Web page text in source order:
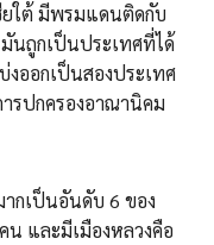
ยใต้ มีพรมแดนติดกับ
นถูกเป็นประเทศที่ได้
งออกเป็นสองประเทศ
รปกครองอาณานิคม
กเป็นอันดับ 6 ของ
น และมีเมืองหลวงคือ